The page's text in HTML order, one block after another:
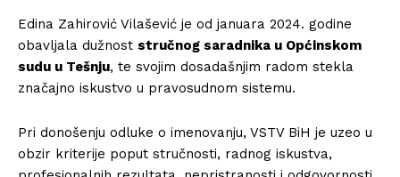
Edina Zahirović Vilašević je od januara 2024. godine
obavljala dužnost stručnog saradnika u Općinskom
sudu u Tešnju, te svojim dosadašnjim radom stekla
značajno iskustvo u pravosudnom sistemu.
Pri donošenju odluke o imenovanju, VSTV BiH je uzeo u
obzir kriterije poput stručnosti, radnog iskustva,